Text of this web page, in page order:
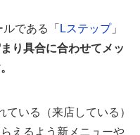
である「 Lステップ」
り具合に合わせてメッ
いる（来店している）
えるよう新メニューや